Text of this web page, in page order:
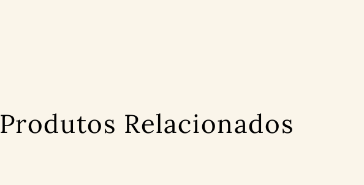
Produtos Relacionados